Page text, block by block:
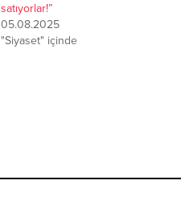
satıyorlar!”
05.08.2025
"Siyaset" içinde